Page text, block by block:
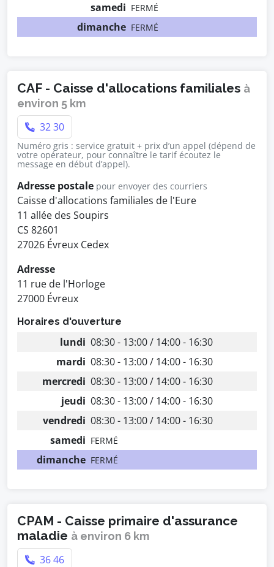
samedi FERMÉ
dimanche FERMÉ
CAF - Caisse d'allocations familiales à
environ 5 km
32 30
Numéro gris : service gratuit + prix d’un appel (dépend de
votre opérateur, pour connaître le tarif écoutez le
message en début d’appel).
Adresse postale pour envoyer des courriers
Caisse d'allocations familiales de l'Eure
11 allée des Soupirs
CS 82601
27026 Évreux Cedex
Adresse
11 rue de l'Horloge
27000 Évreux
Horaires d'ouverture
lundi 08:30 - 13:00 / 14:00 - 16:30
mardi 08:30 - 13:00 / 14:00 - 16:30
mercredi 08:30 - 13:00 / 14:00 - 16:30
jeudi 08:30 - 13:00 / 14:00 - 16:30
vendredi 08:30 - 13:00 / 14:00 - 16:30
samedi FERMÉ
dimanche FERMÉ
CPAM - Caisse primaire d'assurance
maladie à environ 6 km
36 46